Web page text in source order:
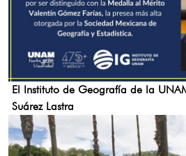
El Instituto de Geografía de la
Suárez Lastra